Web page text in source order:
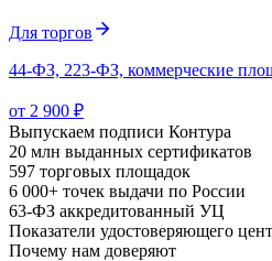
Для торгов
44-ФЗ, 223-ФЗ, коммерческие
от 2 900 ₽
Выпускаем подписи Контура
20 млн выданных сертификатов
597 торговых площадок
6 000+ точек выдачи по России
63-ФЗ аккредитованный УЦ
Показатели удостоверяющего
Почему нам доверяют